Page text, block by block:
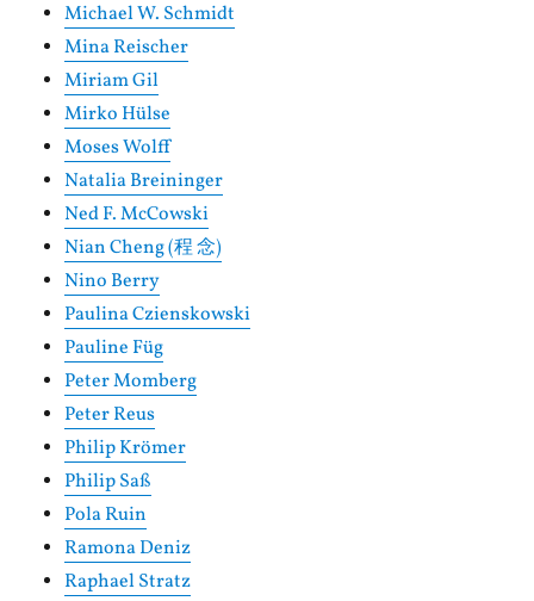
Michael W. Schmidt
Mina Reischer
Miriam Gil
Mirko Hülse
Moses Wolff
Natalia Breininger
Ned F. McCowski
Nian Cheng (程 念)
Nino Berry
Paulina Czienskowski
Pauline Füg
Peter Momberg
Peter Reus
Philip Krömer
Philip Saß
Pola Ruin
Ramona Deniz
Raphael Stratz